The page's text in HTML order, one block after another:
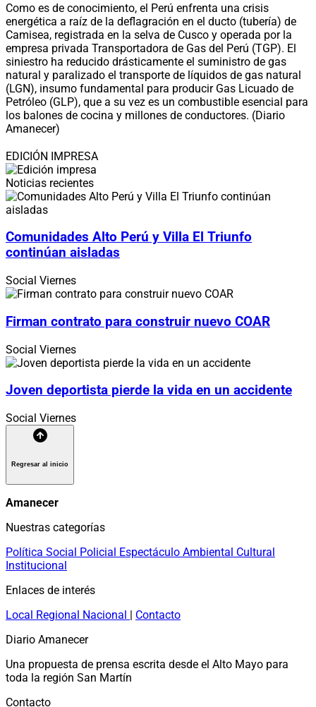
Como es de conocimiento, el Perú enfrenta una crisis
energética a raíz de la deflagración en el ducto (tubería) de
Camisea, registrada en la selva de Cusco y operada por la
empresa privada Transportadora de Gas del Perú (TGP). El
siniestro ha reducido drásticamente el suministro de gas
natural y paralizado el transporte de líquidos de gas natural
(LGN), insumo fundamental para producir Gas Licuado de
Petróleo (GLP), que a su vez es un combustible esencial para
los balones de cocina y millones de conductores. (Diario
Amanecer)
EDICIÓN IMPRESA
Noticias recientes
Comunidades Alto Perú y Villa El Triunfo
continúan aisladas
Social Viernes
Firman contrato para construir nuevo COAR
Social Viernes
Joven deportista pierde la vida en un accidente
Social Viernes
Regresar al inicio
Amanecer
Nuestras categorías
Política Social Policial Espectáculo Ambiental Cultural
Institucional
Enlaces de interés
Local Regional Nacional | Contacto
Diario Amanecer
Una propuesta de prensa escrita desde el Alto Mayo para
toda la región San Martín
Contacto